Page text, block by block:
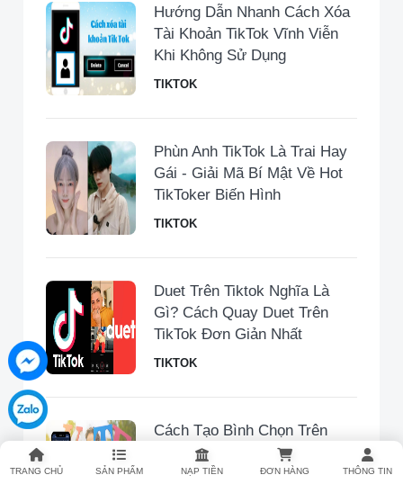
TRANG CHỦ SẢN PHẨM NẠP TIỀN ĐƠN HÀNG THÔNG TIN
Hướng Dẫn Nhanh Cách Xóa
Tài Khoản TikTok Vĩnh Viễn
Khi Không Sử Dụng
TIKTOK
Phùn Anh TikTok Là Trai Hay
Gái - Giải Mã Bí Mật Về Hot
TikToker Biến Hình
TIKTOK
Duet Trên Tiktok Nghĩa Là
Gì? Cách Quay Duet Trên
TikTok Đơn Giản Nhất
TIKTOK
Cách Tạo Bình Chọn Trên
Messenger Bằng Điện Thoại
và Máy Tính Nhanh Chóng